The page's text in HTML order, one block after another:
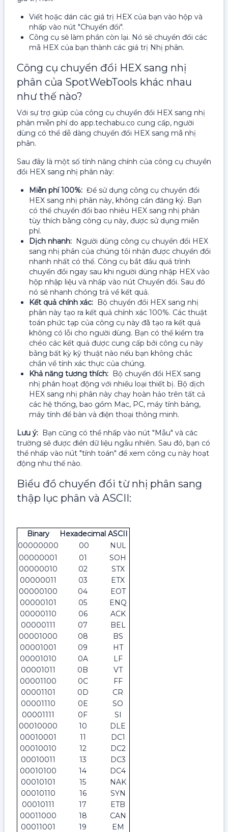
Viết hoặc dán các giá trị HEX của bạn vào hộp và
nhấp vào nút "Chuyển đổi".
Công cụ sẽ làm phần còn lại. Nó sẽ chuyển đổi các
mã HEX của bạn thành các giá trị Nhị phân.
Công cụ chuyển đổi HEX sang nhị
phân của SpotWebTools khác nhau
như thế nào?
Với sự trợ giúp của công cụ chuyển đổi HEX sang nhị
phân miễn phí do app.techabu.co cung cấp, người
dùng có thể dễ dàng chuyển đổi HEX sang mã nhị
phân.
Sau đây là một số tính năng chính của công cụ chuyển
đổi HEX sang nhị phân này:
Miễn phí 100%: Để sử dụng công cụ chuyển đổi
HEX sang nhị phân này, không cần đăng ký. Bạn
có thể chuyển đổi bao nhiêu HEX sang nhị phân
tùy thích bằng công cụ này, được sử dụng miễn
phí.
Dịch nhanh: Người dùng công cụ chuyển đổi HEX
sang nhị phân của chúng tôi nhận được chuyển đổi
nhanh nhất có thể. Công cụ bắt đầu quá trình
chuyển đổi ngay sau khi người dùng nhập HEX vào
hộp nhập liệu và nhấp vào nút Chuyển đổi. Sau đó
nó sẽ nhanh chóng trả về kết quả.
Kết quả chính xác: Bộ chuyển đổi HEX sang nhị
phân này tạo ra kết quả chính xác 100%. Các thuật
toán phức tạp của công cụ này đã tạo ra kết quả
không có lỗi cho người dùng. Bạn có thể kiểm tra
chéo các kết quả được cung cấp bởi công cụ này
bằng bất kỳ kỹ thuật nào nếu bạn không chắc
chắn về tính xác thực của chúng.
Khả năng tương thích: Bộ chuyển đổi HEX sang
nhị phân hoạt động với nhiều loại thiết bị. Bộ dịch
HEX sang nhị phân này chạy hoàn hảo trên tất cả
các hệ thống, bao gồm Mac, PC, máy tính bảng,
máy tính để bàn và điện thoại thông minh.
Lưu ý: Bạn cũng có thể nhấp vào nút "Mẫu" và các
trường sẽ được điền dữ liệu ngẫu nhiên. Sau đó, bạn có
thể nhấp vào nút "tính toán" để xem công cụ này hoạt
động như thế nào.
Biểu đồ chuyển đổi từ nhị phân sang
thập lục phân và ASCII:
Binary Hexadecimal ASCII
00000000
00
NUL
00000001
01
SOH
00000010
02
STX
00000011
03
ETX
00000100
04
EOT
00000101
05
ENQ
00000110
06
ACK
00000111
07
BEL
00001000
08
BS
00001001
09
HT
00001010
0A
LF
00001011
0B
VT
00001100
0C
FF
00001101
0D
CR
00001110
0E
SO
00001111
0F
SI
00010000
10
DLE
00010001
11
DC1
00010010
12
DC2
00010011
13
DC3
00010100
14
DC4
00010101
15
NAK
00010110
16
SYN
00010111
17
ETB
00011000
18
CAN
00011001
19
EM